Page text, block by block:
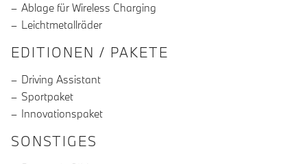
Ablage für Wireless Charging
Leichtmetallräder
EDITIONEN / PAKETE
Driving Assistant
Sportpaket
Innovationspaket
SONSTIGES